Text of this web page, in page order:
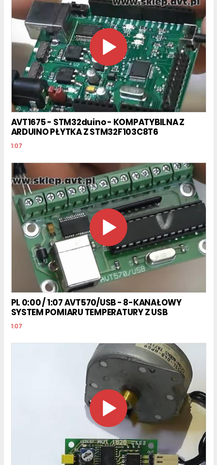
AVT1675 - STM32duino - KOMPATYBILNA Z
ARDUINO PŁYTKA Z STM32F103C8T6
1:07
PL 0:00 / 1:07 AVT570/USB - 8-KANAŁOWY
SYSTEM POMIARU TEMPERATURY Z USB
1:07